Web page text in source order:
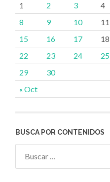
« Oct
1 2 3 4
8
9 10 11
15
16 17 18
22
23 24 25
29
30
BUSCA POR CONTENIDOS